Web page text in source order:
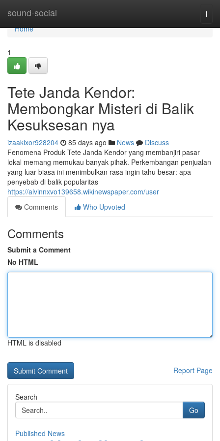
sound-social
Home
Home
1
Tete Janda Kendor:
Membongkar Misteri di Balik
Kesuksesan nya
izaaklxor928204 85 days ago News
Discuss
Fenomena Produk Tete Janda Kendor yang membanjiri pasar
lokal memang memukau banyak pihak. Perkembangan penjualan
yang luar biasa ini menimbulkan rasa ingin tahu besar: apa
penyebab di balik popularitas
https://alvinnxvo139658.wikinewspaper.com/user
Comments
Who Upvoted
Comments
Submit a Comment
No HTML
HTML is disabled
Report Page
Search
Go
Published News